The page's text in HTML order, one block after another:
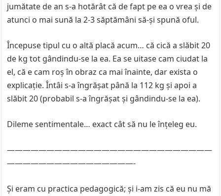
jumătate de an s-a hotărât că de fapt pe ea o vrea și de
atunci o mai sună la 2-3 săptămâni să-și spună oful.
Începuse tipul cu o altă placă acum… că cică a slăbit 20
de kg tot gândindu-se la ea. Ea se uitase cam ciudat la
el, că e cam roș în obraz ca mai înainte, dar exista o
explicație. Întâi s-a îngrășat până la 112 kg și apoi a
slăbit 20 (probabil s-a îngrășat și gândindu-se la ea).
Dileme sentimentale… exact cât să nu le înțeleg eu.
——————————————————————————
————————————————-
Și eram cu practica pedagogică; și i-am zis că eu nu mă